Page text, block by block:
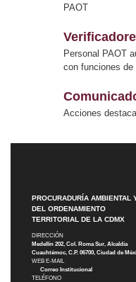
PAOT
Personal PAOT
con funciones
Acciones
PROCURADURÍA AMBIENTAL
DEL ORDENAMIENTO
TERRITORIAL DE LA CDMX
DIRECCIÓN
Medellín 202, Col. Roma Sur, Alcaldía
Cuauhtémoc, C.P. 06700, Ciudad de
WEB E-MAIL
Correo Institucional
TELÉFONO